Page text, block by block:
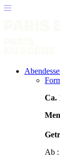
Ca.
Ab :